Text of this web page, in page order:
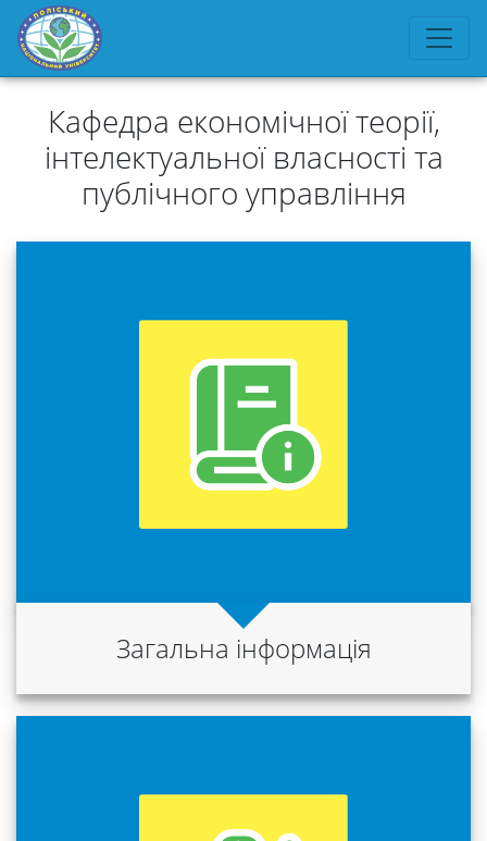
Кафедра економічної теорії,
інтелектуальної власності та
публічного управління
Загальна інформація